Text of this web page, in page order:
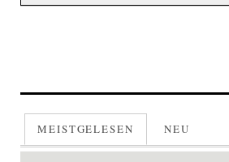
MEISTGELESEN NEU